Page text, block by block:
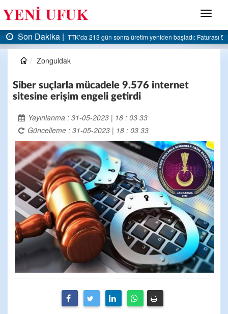
Menü
Faturası 5 milyar liraya dayandı
Son Dakika |AK Parti Ereğli İlçe Başkanlığı’ndan
Zonguldak
Siber suçlarla mücadele 9.576 internet
sitesine erişim engeli getirdi
Yayınlanma : 31-05-2023 | 18 : 03 33
Güncelleme : 31-05-2023 | 18 : 03 33